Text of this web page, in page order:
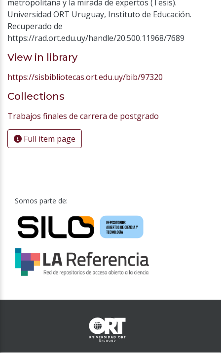
metropolitana y la mirada de expertos (Tesis).
Universidad ORT Uruguay, Instituto de Educación.
Recuperado de
https://rad.ort.edu.uy/handle/20.500.11968/7689
View in library
https://sisbibliotecas.ort.edu.uy/bib/97320
Collections
Trabajos finales de carrera de postgrado
Full item page
Somos parte de: